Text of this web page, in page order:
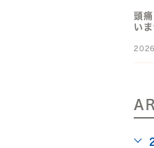
頭
い